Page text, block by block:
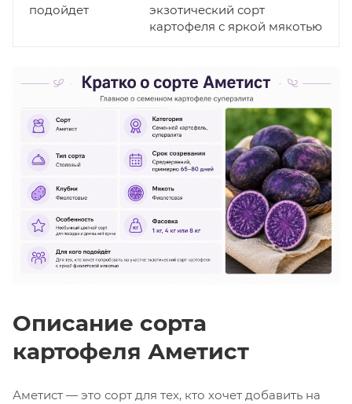
подойдет
экзотический сорт
картофеля с яркой мякотью
Описание сорта
картофеля Аметист
Аметист — это сорт для тех, кто хочет добавить на